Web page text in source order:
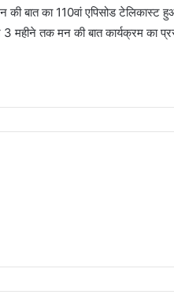
बात का 110वां एपिसोड टेलिकास्ट
महीने तक मन की बात कार्यक्रम का